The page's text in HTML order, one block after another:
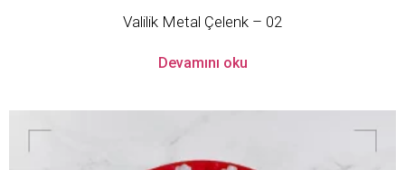
Valilik Metal Çelenk – 02
Devamını oku